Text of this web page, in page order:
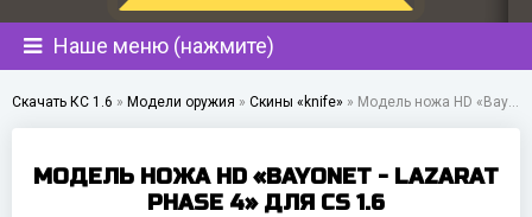
Наше меню (нажмите)
Скачать КС 1.6 » Модели оружия » Скины «knife» » Модель ножа HD «Bayonet - Lazarat Phase 4» для CS 1.6
МОДЕЛЬ НОЖА HD «BAYONET - LAZARAT
PHASE 4» ДЛЯ CS 1.6